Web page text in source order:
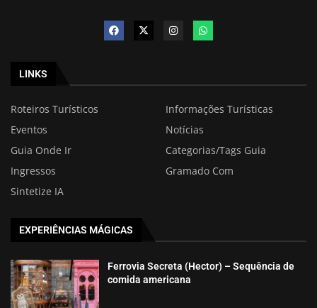
LINKS
Roteiros Turísticos
Informações Turísticas
Eventos
Notícias
Guia Onde Ir
Categorias/Tags Guia
Ingressos
Gramado Com
Sintetize IA
EXPERIÊNCIAS MÁGICAS
Ferrovia Secreta (Hector) – Sequência de
comida americana